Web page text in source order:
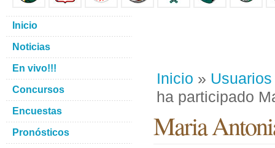
Inicio » Usuarios
ha participado
Maria
Inicio
Noticias
En vivo!!!
Concursos
Encuestas
Pronósticos